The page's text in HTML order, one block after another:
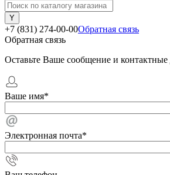
+7 (831) 274-00-00Обратная связь
Обратная связь
Оставьте Ваше сообщение и
Ваше имя*
Электронная почта*